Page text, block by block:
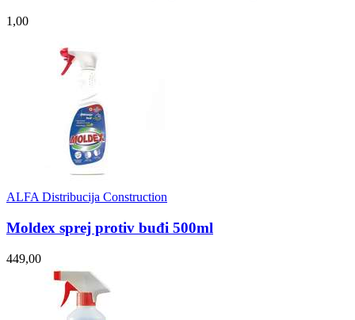
1,00
ALFA Distribucija Construction
Moldex sprej protiv buđi 500ml
449,00